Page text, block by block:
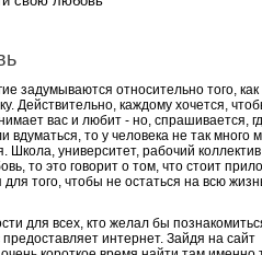
задумываются относительно того, как
Действительно, каждому хочется,
вас и любит - но, спрашивается,
то у человека не так много
Школа, университет, рабочий
то это говорит о том, что стоит
того, чтобы не остаться на всю
для всех, кто желал бы
интернет. Зайдя на сайт